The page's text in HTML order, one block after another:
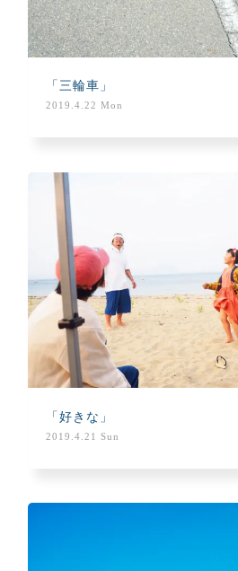
「三輪車」
2019.4.22 Mon
「好きな」
2019.4.21 Sun